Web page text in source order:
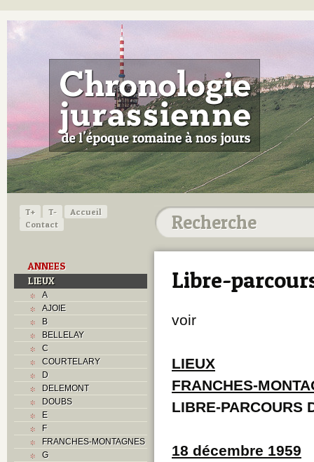
T+ T-
Accueil
Contact
ANNEES
LIEUX
A
AJOIE
B
BELLELAY
C
COURTELARY
D
DELEMONT
DOUBS
E
F
FRANCHES-MONTAGNES
G
Libre-
voir
LIEUX
FRANCHES-
LIBRE-PARCOURS
18 décembre 1959